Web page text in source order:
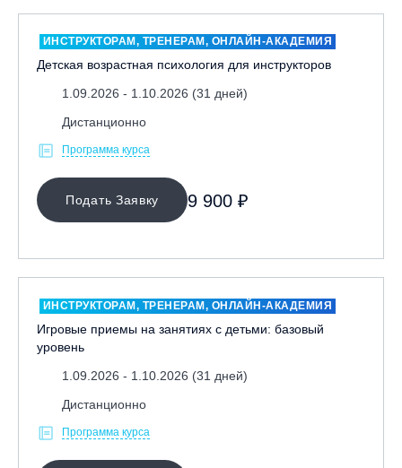
Инструкторам
Любителям
Онлайн-академия
Тренерам
ЛЕКТОР
ИНСТРУКТОРАМ, ТРЕНЕРАМ, ОНЛАЙН-АКАДЕМИЯ
Детская возрастная психология для инструкторов
1.09.2026 - 1.10.2026 (31 дней)
Дистанционно
Программа курса
Подать Заявку 9 900 ₽
ИНСТРУКТОРАМ, ТРЕНЕРАМ, ОНЛАЙН-АКАДЕМИЯ
Игровые приемы на занятиях с детьми: базовый
уровень
1.09.2026 - 1.10.2026 (31 дней)
Дистанционно
Программа курса